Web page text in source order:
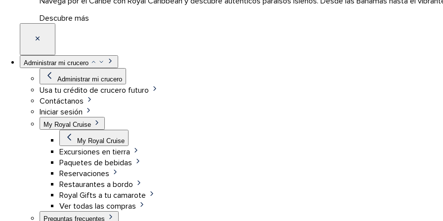
Descubre más
Administrar mi crucero
Administrar mi crucero
Usa tu crédito de crucero futuro
Contáctanos
Iniciar sesión
My Royal Cruise
My Royal Cruise
Excursiones en tierra
Paquetes de bebidas
Reservaciones
Restaurantes a bordo
Royal Gifts a tu camarote
Ver todas las compras
Preguntas frecuentes